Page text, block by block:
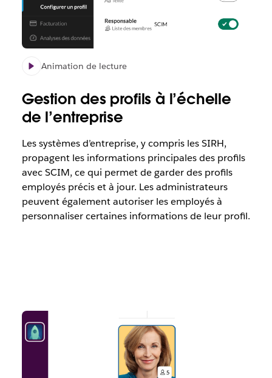
Animation de lecture
Gestion des profils à l’échelle
de l’entreprise
Les systèmes d’entreprise, y compris les SIRH,
propagent les informations principales des profils
avec SCIM, ce qui permet de garder des profils
employés précis et à jour. Les administrateurs
peuvent également autoriser les employés à
personnaliser certaines informations de leur profil.